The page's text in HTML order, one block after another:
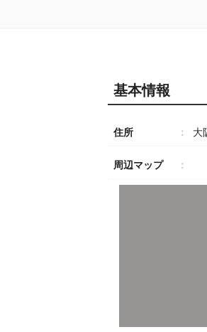
基本情報
住所 大
周辺マップ